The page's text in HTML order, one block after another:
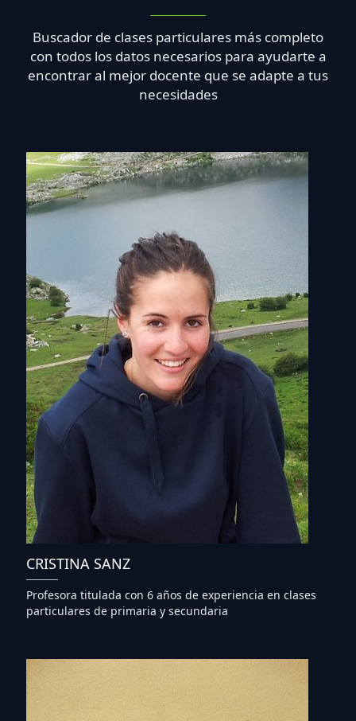
Buscador de clases particulares más completo
con todos los datos necesarios para ayudarte a
encontrar al mejor docente que se adapte a tus
necesidades
CRISTINA SANZ
Profesora titulada con 6 años de experiencia en clases
particulares de primaria y secundaria